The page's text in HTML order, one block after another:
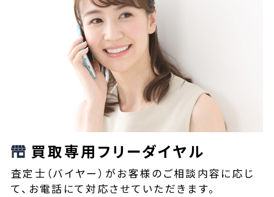
買取専用フリーダイヤル
査定士（バイヤー）がお客様のご相談内容に応じ
て、お電話にて対応させていただきます。